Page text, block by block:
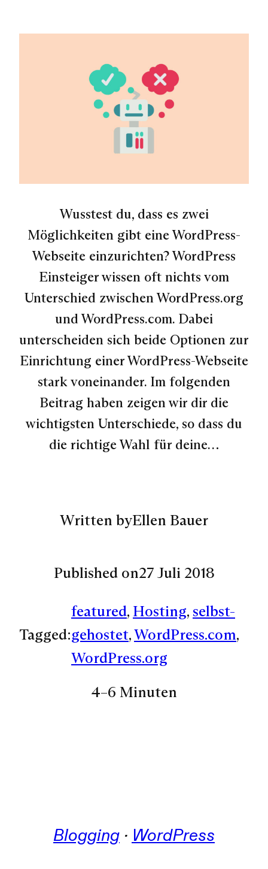
Wusstest du, dass es zwei
Möglichkeiten gibt eine WordPress-
Webseite einzurichten? WordPress
Einsteiger wissen oft nichts vom
Unterschied zwischen WordPress.org
und WordPress.com. Dabei
unterscheiden sich beide Optionen zur
Einrichtung einer WordPress-Webseite
stark voneinander. Im folgenden
Beitrag haben zeigen wir dir die
wichtigsten Unterschiede, so dass du
die richtige Wahl für deine…
Written byEllen Bauer
Published on27 Juli 2018
Tagged:
featured, Hosting, selbst-
gehostet, WordPress.com
WordPress.org
4–6 Minuten
Blogging · WordPress